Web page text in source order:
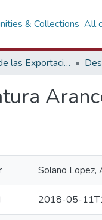
& Collections All
Promoción de las Exportaciones
Solano Lopez,
2018-05-